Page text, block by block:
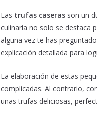
Las trufas caseras son un
culinaria no solo se destaca
alguna vez te has
explicación detallada para
La elaboración de estas
complicadas. Al contrario,
unas trufas deliciosas,